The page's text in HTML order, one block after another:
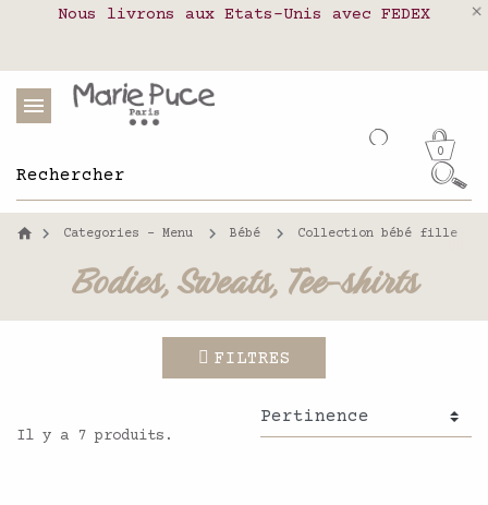
Notre site part en vacances !
Nous livrons aux Etats-Unis avec FEDEX
Livraison en relais colis en France,
0
Categories - Menu Bébé Collection bébé fille
Bodies, Sweats, Tee-shirts
FILTRES
Il y a 7 produits.
des données personnelles